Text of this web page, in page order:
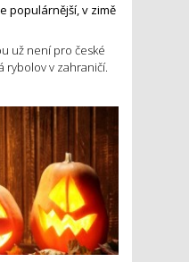
populárnější, v zimě
už není pro české
rybolov v zahraničí.